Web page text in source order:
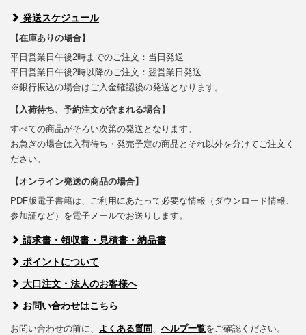
発送スケジュール
【在庫ありの場合】
平日営業日午後2時までのご注文：当日発送
平日営業日午後2時以降のご注文：翌営業日発送
※銀行振込の場合はご入金確認後の発送となります。
【入荷待ち、予約注文が含まれる場合】
すべての商品がそろい次第の発送となります。
お急ぎの場合は入荷待ち・発売予定の商品とそれ以外を分けてご注文く
ださい。
【オンライン発送の商品の場合】
PDF版電子書籍は、ご利用にあたって必要な情報（ダウンロード情報、
参加証など）を電子メールでお送りします。
請求書・領収書・見積書・納品書
ポイントについて
大口注文・法人のお客様へ
お問い合わせはこちら
お問い合わせの前に、 よくある質問、 ヘルプ一覧をご確認ください。